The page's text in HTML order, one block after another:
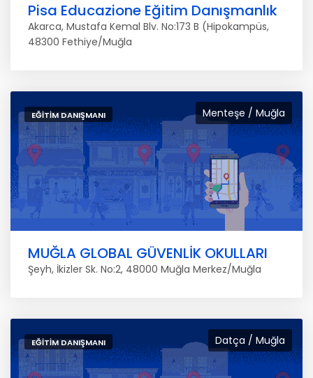
Pisa Educazione Eğitim Danışmanlık
Akarca, Mustafa Kemal Blv. No:173 B (Hipokampüs,
48300 Fethiye/Muğla
Menteşe / Muğla
EĞITIM DANIŞMANI
MUĞLA GLOBAL GÜVENLİK OKULLARI
Şeyh, İkizler Sk. No:2, 48000 Muğla Merkez/Muğla
Datça / Muğla
EĞITIM DANIŞMANI